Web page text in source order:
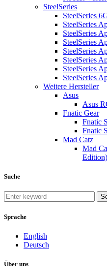
SteelSeries
SteelSeries
SteelSeries
SteelSeries
SteelSeries
SteelSeries
SteelSeries
SteelSeries
SteelSeries
Weitere Hersteller
Asus
Asus
Fnatic Gear
Fnatic
Fnatic
Mad Catz
Mad
Edition)
Suche
Sprache
English
Deutsch
Über uns